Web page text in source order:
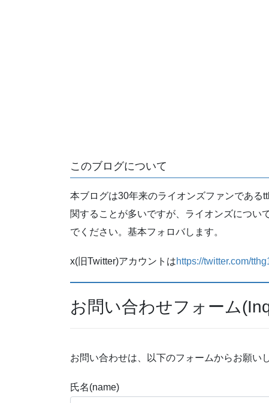
このブログについて
本ブログは30年来のライオンズファンである
関することが多いですが、ライオンズについ
でください。基本フォロバします。
x(旧Twitter)アカウントはhttps://twitter.com/
お問い合わせフォーム
お問い合わせは、以下のフォームからお願い
氏名(name)